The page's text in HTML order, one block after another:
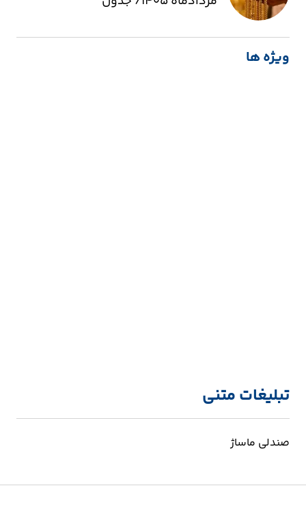
ویژه ها
تبلیغات متنی
صندلی ماساژ